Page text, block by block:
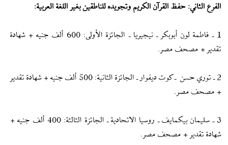
الفرع الثاني: حفظ القرآن الكريم وتجويده للناطقين بغير اللغة العربية:
1 ـ فاطمة لون أبوبكر ـ نيجيريا ـ الجائزة الأولى: 600 ألف جنيه + شهادة
تقدير + مصحف مصر.
2 ـ توري حسن ـ كوت ديفوار ـ الجائزة الثانية: 500 ألف جنيه + شهادة تقدير
+ مصحف مصر.
3 ـ سليمان بيكمايف ـ روسيا الاتحادية ـ الجائزة الثالثة: 400 ألف جنيه +
شهادة تقدير + مصحف مصر.